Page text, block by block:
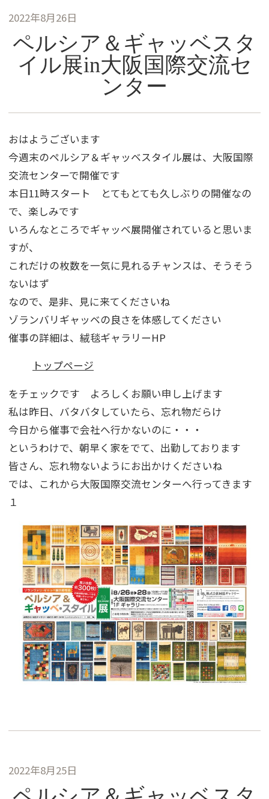
2022年8月26日
ペルシア＆ギャッベスタ
イル展in大阪国際交流セ
ンター
おはようございます
今週末のペルシア＆ギャッベスタイル展は、大阪国際
交流センターで開催です
本日11時スタート とてもとても久しぶりの開催なの
で、楽しみです
いろんなところでギャッベ展開催されていると思いま
すが、
これだけの枚数を一気に見れるチャンスは、そうそう
ないはず
なので、是非、見に来てくださいね
ゾランバリギャッベの良さを体感してください
催事の詳細は、絨毯ギャラリーHP
トップページ
をチェックです よろしくお願い申し上げます
私は昨日、バタバタしていたら、忘れ物だらけ
今日から催事で会社へ行かないのに・・・
というわけで、朝早く家をでて、出勤しております
皆さん、忘れ物ないようにお出かけくださいね
では、これから大阪国際交流センターへ行ってきます
１
2022年8月25日